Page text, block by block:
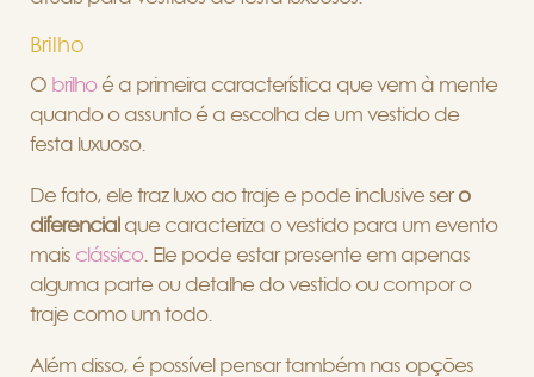
Brilho
O brilhoé a primeira característica que vem à mente
quando o assunto é a escolha de um vestido de
festa luxuoso.
De fato, ele traz luxo ao traje e pode inclusive sero
diferencial que caracteriza o vestido para um evento
mais clássico. Ele pode estar presente em apenas
alguma parte ou detalhe do vestido ou compor o
traje como um todo.
Além disso, é possível pensar também nas opções